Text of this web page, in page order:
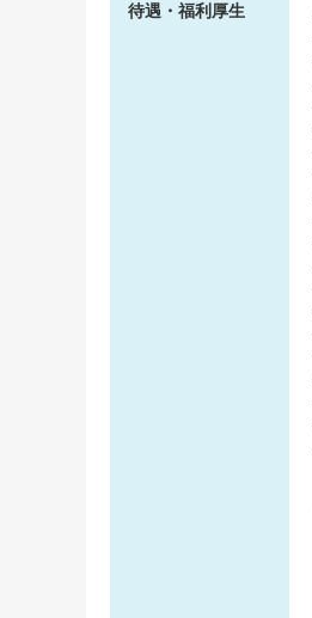
待遇・福利厚生